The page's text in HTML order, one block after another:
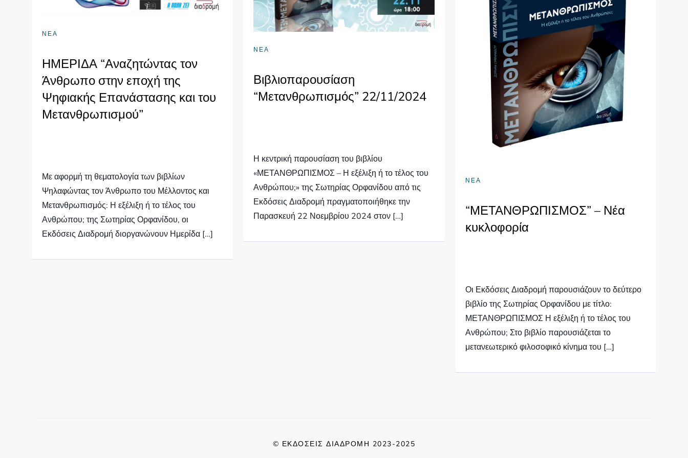
ΝΕΑ
ΗΜΕΡΙΔΑ “Αναζητώντας τον
Άνθρωπο στην εποχή της
Ψηφιακής Επανάστασης και του
Μετανθρωπισμού”
Με αφορμή τη θεματολογία των βιβλίων
Ψηλαφώντας τον Άνθρωπο του Μέλλοντος και
Μετανθρωπισμός: Η εξέλιξη ή το τέλος του
Ανθρώπου; της Σωτηρίας Ορφανίδου, οι
Εκδόσεις Διαδρομή διοργανώνουν Ημερίδα […]
ΝΕΑ
Βιβλιοπαρουσίαση
“Μετανθρωπισμός” 22/11/2024
Η κεντρική παρουσίαση του βιβλίου
«ΜΕΤΑΝΘΡΩΠΙΣΜΟΣ – Η εξέλιξη ή το τέλος του
Ανθρώπου;» της Σωτηρίας Ορφανίδου από τις
Εκδόσεις Διαδρομή πραγματοποιήθηκε την
Παρασκευή 22 Νοεμβρίου 2024 στον […]
ΝΕΑ
“ΜΕΤΑΝΘΡΩΠΙΣΜΟΣ” – Νέα
κυκλοφορία
Οι Εκδόσεις Διαδρομή παρουσιάζουν το δεύτερο
βιβλίο της Σωτηρίας Ορφανίδου με τίτλο:
ΜΕΤΑΝΘΡΩΠΙΣΜΟΣ Η εξέλιξη ή το τέλος του
Ανθρώπου; Στο βιβλίο παρουσιάζεται το
μετανεωτερικό φιλοσοφικό κίνημα του […]
© ΕΚΔΌΣΕΙΣ ΔΙΑΔΡΟΜΉ 2023-2025